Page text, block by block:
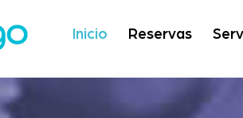
Inicio Reservas